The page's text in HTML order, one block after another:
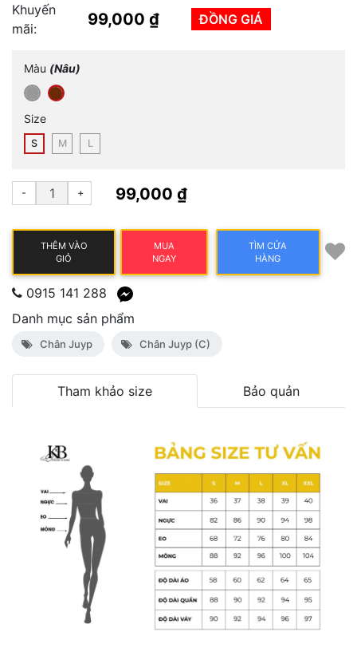
Khuyến
mãi:
99,000 ₫ ĐỒNG GIÁ
Màu (Nâu)
Size
S M L
- + 99,000 ₫
THÊM VÀO
GIỎ
MUA
NGAY
TÌM CỬA
HÀNG
0915 141 288
Danh mục sản phẩm
Chân Juyp Chân Juyp (C)
Tham khảo size Bảo quản